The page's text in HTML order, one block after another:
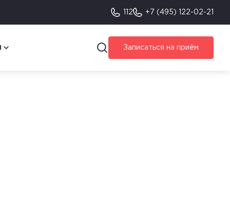
112 +7 (495) 122-02-21
Записаться на приём